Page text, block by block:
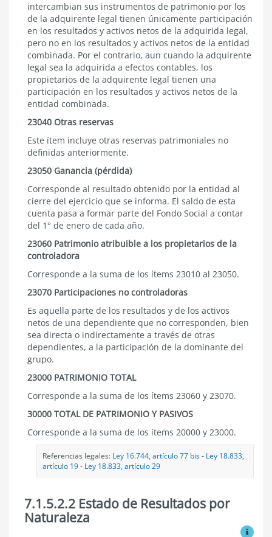
intercambian sus instrumentos de patrimonio por los
de la adquirente legal tienen únicamente participación
en los resultados y activos netos de la adquirida legal,
pero no en los resultados y activos netos de la entidad
combinada. Por el contrario, aun cuando la adquirente
legal sea la adquirida a efectos contables, los
propietarios de la adquirente legal tienen una
participación en los resultados y activos netos de la
entidad combinada.
23040 Otras reservas
Este ítem incluye otras reservas patrimoniales no
definidas anteriormente.
23050 Ganancia (pérdida)
Corresponde al resultado obtenido por la entidad al
cierre del ejercicio que se informa. El saldo de esta
cuenta pasa a formar parte del Fondo Social a contar
del 1° de enero de cada año.
23060 Patrimonio atribuible a los propietarios de la
controladora
Corresponde a la suma de los ítems 23010 al 23050.
23070 Participaciones no controladoras
Es aquella parte de los resultados y de los activos
netos de una dependiente que no corresponden, bien
sea directa o indirectamente a través de otras
dependientes, a la participación de la dominante del
grupo.
23000 PATRIMONIO TOTAL
Corresponde a la suma de los ítems 23060 y 23070.
30000 TOTAL DE PATRIMONIO Y PASIVOS
Corresponde a la suma de los ítems 20000 y 23000.
Referencias legales: Ley 16.744, artículo 77 bis- Ley 18.833,
artículo 19- Ley 18.833, artículo 29
7.1.5.2.2 Estado de Resultados por
Naturaleza
Ver